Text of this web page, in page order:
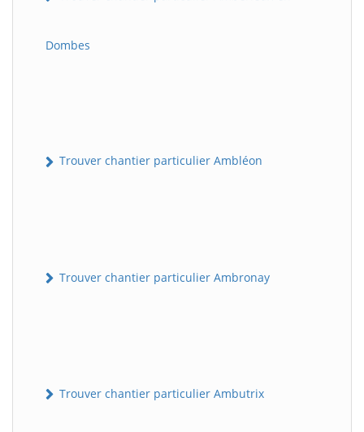
Dombes
Trouver chantier particulier Ambléon
Trouver chantier particulier Ambronay
Trouver chantier particulier Ambutrix